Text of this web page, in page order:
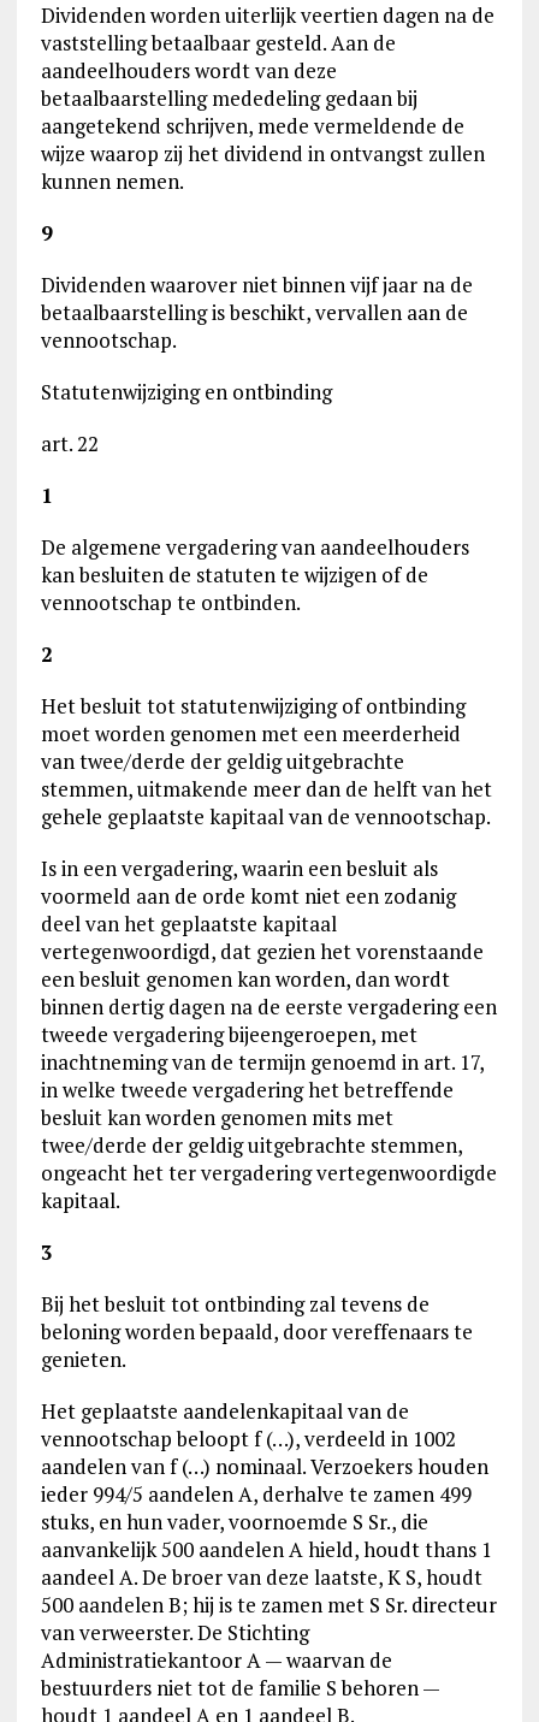
Dividenden worden uiterlijk veertien dagen na de
vaststelling betaalbaar gesteld. Aan de
aandeelhouders wordt van deze
betaalbaarstelling mededeling gedaan bij
aangetekend schrijven, mede vermeldende de
wijze waarop zij het dividend in ontvangst zullen
kunnen nemen.
9
Dividenden waarover niet binnen vijf jaar na de
betaalbaarstelling is beschikt, vervallen aan de
vennootschap.
Statutenwijziging en ontbinding
art. 22
1
De algemene vergadering van aandeelhouders
kan besluiten de statuten te wijzigen of de
vennootschap te ontbinden.
2
Het besluit tot statutenwijziging of ontbinding
moet worden genomen met een meerderheid
van twee/derde der geldig uitgebrachte
stemmen, uitmakende meer dan de helft van het
gehele geplaatste kapitaal van de vennootschap.
Is in een vergadering, waarin een besluit als
voormeld aan de orde komt niet een zodanig
deel van het geplaatste kapitaal
vertegenwoordigd, dat gezien het vorenstaande
een besluit genomen kan worden, dan wordt
binnen dertig dagen na de eerste vergadering een
tweede vergadering bijeengeroepen, met
inachtneming van de termijn genoemd in art. 17,
in welke tweede vergadering het betreffende
besluit kan worden genomen mits met
twee/derde der geldig uitgebrachte stemmen,
ongeacht het ter vergadering vertegenwoordigde
kapitaal.
3
Bij het besluit tot ontbinding zal tevens de
beloning worden bepaald, door vereffenaars te
genieten.
Het geplaatste aandelenkapitaal van de
vennootschap beloopt f (…), verdeeld in 1002
aandelen van f (…) nominaal. Verzoekers houden
ieder 994/5 aandelen A, derhalve te zamen 499
stuks, en hun vader, voornoemde S Sr., die
aanvankelijk 500 aandelen A hield, houdt thans 1
aandeel A. De broer van deze laatste, K S, houdt
500 aandelen B; hij is te zamen met S Sr. directeur
van verweerster. De Stichting
Administratiekantoor A — waarvan de
bestuurders niet tot de familie S behoren —
houdt 1 aandeel A en 1 aandeel B.